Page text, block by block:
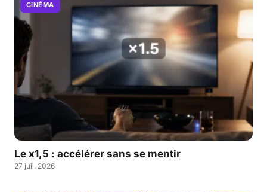
CINÉMA
Le x1,5 : accélérer sans se mentir
27 juil. 2026